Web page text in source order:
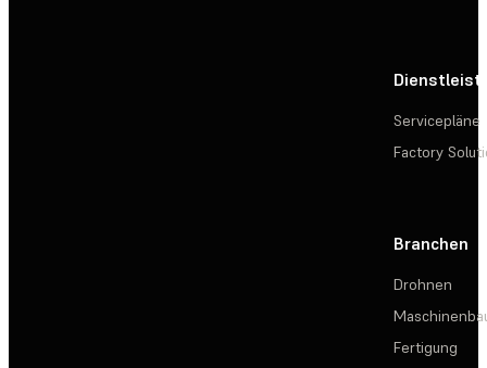
Servicepläne
Factory
Branchen
Drohnen
Fertigung